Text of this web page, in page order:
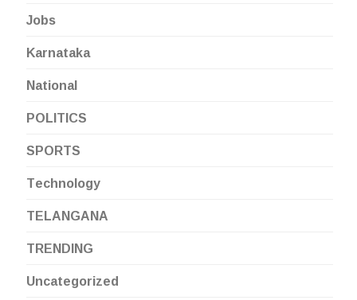
Jobs
Karnataka
National
POLITICS
SPORTS
Technology
TELANGANA
TRENDING
Uncategorized